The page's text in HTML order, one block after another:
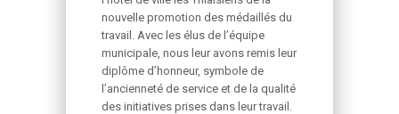
nouvelle promotion des médaillés du
travail. Avec les élus de l’équipe
municipale, nous leur avons remis leur
diplôme d’honneur, symbole de
l’ancienneté de service et de la qualité
des initiatives prises dans leur travail.